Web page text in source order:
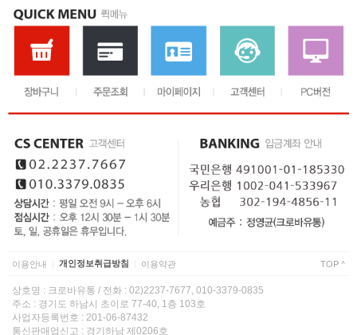
이용안내 개인정보취급방침 이용약관 TOP ^
상호명 : 크로바유통 / 전화 : 02)2237-7677, 010-3379-0835
주소 : 경기도 하남시 초이로 77-40, 1층 103호
사업자등록번호 : 201-06-87432
통신판매업신고 : 경기하남 제0206호